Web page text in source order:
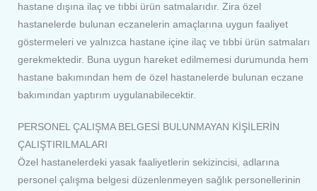
hastane dışına ilaç ve tıbbi ürün satmalarıdır. Zira özel
hastanelerde bulunan eczanelerin amaçlarına uygun faaliyet
göstermeleri ve yalnızca hastane içine ilaç ve tıbbi ürün satmaları
gerekmektedir. Buna uygun hareket edilmemesi durumunda hem
hastane bakımından hem de özel hastanelerde bulunan eczane
bakımından yaptırım uygulanabilecektir.
PERSONEL ÇALIŞMA BELGESİ BULUNMAYAN KİŞİLERİN
ÇALIŞTIRILMALARI
Özel hastanelerdeki yasak faaliyetlerin sekizincisi, adlarına
personel çalışma belgesi düzenlenmeyen sağlık personellerinin